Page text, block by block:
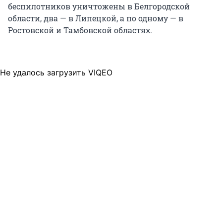
беспилотников уничтожены в Белгородской
области, два — в Липецкой, а по одному — в
Ростовской и Тамбовской областях.
Не удалось загрузить VIQEO